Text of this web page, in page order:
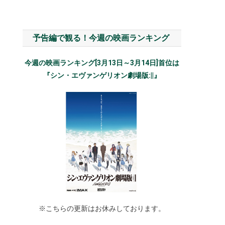
予告編で観る！今週の映画ランキング
今週の映画ランキング[3月13日～3月14日]首位は
『シン・エヴァンゲリオン劇場版:||』
※こちらの更新はお休みしております。